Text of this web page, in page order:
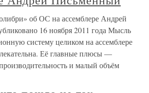
об ОС на ассемблере Андрей
16 ноября 2011 года Мысль
систему целиком на ассемблере
Её главные плюсы —
и малый объём